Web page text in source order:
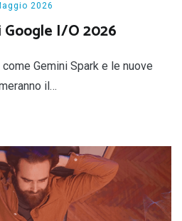
2026
I/O 2026
Gemini Spark e le nuove
il…